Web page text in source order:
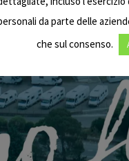
da parte delle
che sul consenso.